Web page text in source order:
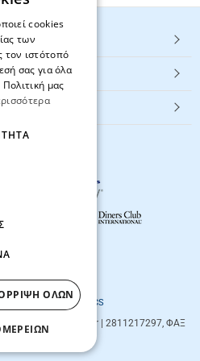
All rights reserved
by
NETMECHANICS
| info@textbook.gr | 2811217297, ΦΑΞ
cookies
των
τον ιστότοπό
σας για όλα
μας
ΌΛΩΝ